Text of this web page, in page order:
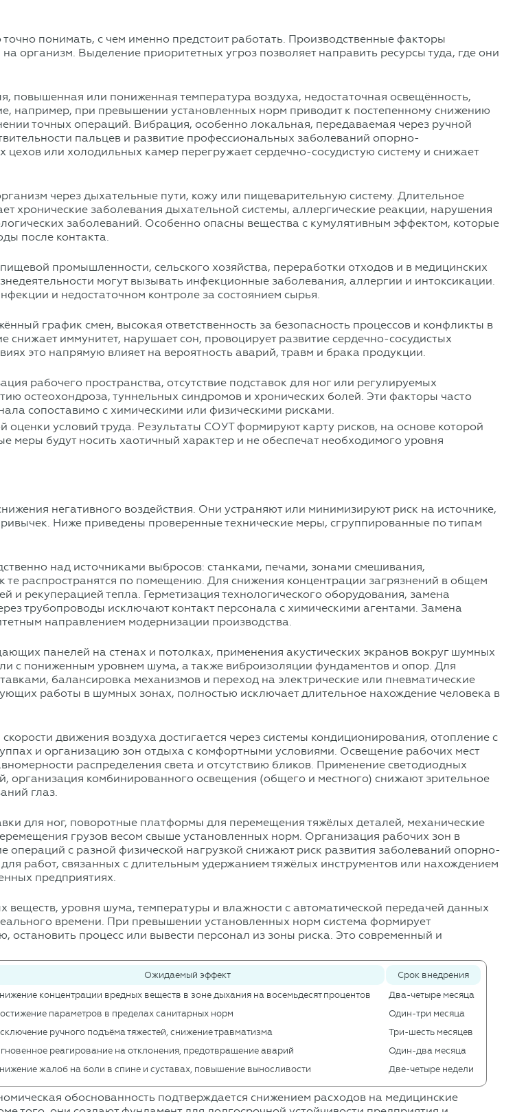
понимать, с чем именно предстоит работать. Производственные факторы
организм. Выделение приоритетных угроз позволяет направить ресурсы туда, где они
повышенная или пониженная температура воздуха, недостаточная освещённость,
например, при превышении установленных норм приводит к постепенному снижению
точных операций. Вибрация, особенно локальная, передаваемая через ручной
пальцев и развитие профессиональных заболеваний опорно-
цехов или холодильных камер перегружает сердечно-сосудистую систему и снижает
через дыхательные пути, кожу или пищеварительную систему. Длительное
хронические заболевания дыхательной системы, аллергические реакции, нарушения
заболеваний. Особенно опасны вещества с кумулятивным эффектом, которые
после контакта.
промышленности, сельского хозяйства, переработки отходов и в медицинских
могут вызывать инфекционные заболевания, аллергии и интоксикации.
и недостаточном контроле за состоянием сырья.
график смен, высокая ответственность за безопасность процессов и конфликты в
иммунитет, нарушает сон, провоцирует развитие сердечно-сосудистых
это напрямую влияет на вероятность аварий, травм и брака продукции.
рабочего пространства, отсутствие подставок для ног или регулируемых
остеохондроза, туннельных синдромов и хронических болей. Эти факторы часто
сопоставимо с химическими или физическими рисками.
условий труда. Результаты СОУТ формируют карту рисков, на основе которой
будут носить хаотичный характер и не обеспечат необходимого уровня
негативного воздействия. Они устраняют или минимизируют риск на источнике,
Ниже приведены проверенные технические меры, сгруппированные по типам
над источниками выбросов: станками, печами, зонами смешивания,
распространятся по помещению. Для снижения концентрации загрязнений в общем
рекуперацией тепла. Герметизация технологического оборудования, замена
трубопроводы исключают контакт персонала с химическими агентами. Замена
направлением модернизации производства.
панелей на стенах и потолках, применения акустических экранов вокруг шумных
с пониженным уровнем шума, а также виброизоляции фундаментов и опор. Для
балансировка механизмов и переход на электрические или пневматические
работы в шумных зонах, полностью исключает длительное нахождение человека в
движения воздуха достигается через системы кондиционирования, отопление с
и организацию зон отдыха с комфортными условиями. Освещение рабочих мест
распределения света и отсутствию бликов. Применение светодиодных
организация комбинированного освещения (общего и местного) снижают зрительное
глаз.
для ног, поворотные платформы для перемещения тяжёлых деталей, механические
грузов весом свыше установленных норм. Организация рабочих зон в
операций с разной физической нагрузкой снижают риск развития заболеваний опорно-
работ, связанных с длительным удержанием тяжёлых инструментов или нахождением
предприятиях.
уровня шума, температуры и влажности с автоматической передачей данных
времени. При превышении установленных норм система формирует
остановить процесс или вывести персонал из зоны риска. Это современный и
Ожидаемый эффект
Срок внедрения
концентрации вредных веществ в зоне дыхания на восемьдесят процентов
Два-четыре месяца
параметров в пределах санитарных норм
Один-три месяца
ручного подъёма тяжестей, снижение травматизма
Три-шесть месяцев
реагирование на отклонения, предотвращение аварий
Один-два месяца
жалоб на боли в спине и суставах, повышение выносливости Две-четыре недели
обоснованность подтверждается снижением расходов на медицинские